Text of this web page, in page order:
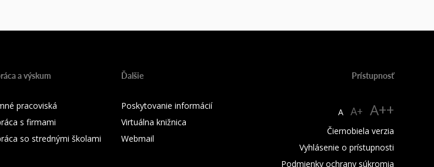
a výskum
pracoviská
s firmami
so strednými školami
Ďalšie
Poskytovanie informácií
Virtuálna knižnica
Webmail
Prístupnosť
A A+ A++
Čiernobiela verzia
Vyhlásenie o prístupnosti
Podmienky ochrany súkromia